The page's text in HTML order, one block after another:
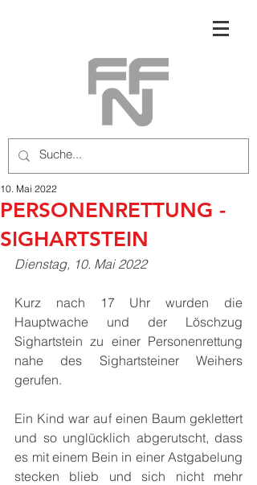
PERSONENRETTUNG -
SIGHARTSTEIN
10. Mai 2022
Dienstag, 10. Mai 2022
Kurz nach 17 Uhr wurden die
Hauptwache und der Löschzug
Sighartstein zu einer Personenrettung
nahe des Sighartsteiner Weihers
gerufen.
Ein Kind war auf einen Baum geklettert
und so unglücklich abgerutscht, dass
es mit einem Bein in einer Astgabelung
stecken blieb und sich nicht mehr